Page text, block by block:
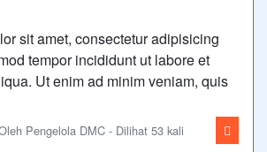
sit amet, consectetur adipisicing
tempor incididunt ut labore et
Ut enim ad minim veniam, quis
Pengelola DMC - Dilihat 53 kali